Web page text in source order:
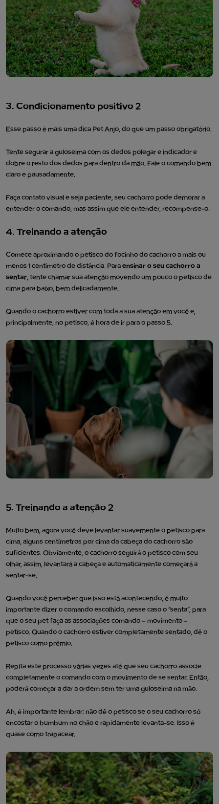
3. Condicionamento positivo 2
Esse passo é mais uma dica Pet Anjo, do que um passo obrigatório.
Tente segurar a guloseima com os dedos polegar e indicador e
dobre o resto dos dedos para dentro da mão. Fale o comando bem
claro e pausadamente.
Faça contato visual e seja paciente, seu cachorro pode demorar a
entender o comando, mas assim que ele entender, recompense-o.
4. Treinando a atenção
Comece aproximando o petisco do focinho do cachorro a mais ou
menos 1 centímetro de distância. Paraensinar o seu cachorro a
sentar, tente chamar sua atenção movendo um pouco o petisco de
cima para baixo, bem delicadamente.
Quando o cachorro estiver com toda a sua atenção em você e,
principalmente, no petisco, é hora de ir para o passo 5.
5. Treinando a atenção 2
Muito bem, agora você deve levantar suavemente o petisco para
cima, alguns centímetros por cima da cabeça do cachorro são
suficientes. Obviamente, o cachorro seguirá o petisco com seu
olhar, assim, levantará a cabeça e automaticamente começará a
sentar-se.
Quando você perceber que isso está acontecendo, é muito
importante dizer o comando escolhido, nesse caso o “senta”, para
que o seu pet faça as associações comando – movimento –
petisco. Quando o cachorro estiver completamente sentado, dê o
petisco como prêmio.
Repita este processo várias vezes até que seu cachorro associe
completamente o comando com o movimento de se sentar. Então,
poderá começar a dar a ordem sem ter uma guloseima na mão.
Ah, é importante lembrar: não dê o petisco se o seu cachorro só
encostar o bumbum no chão e rapidamente levanta-se. Isso é
quase como trapacear.